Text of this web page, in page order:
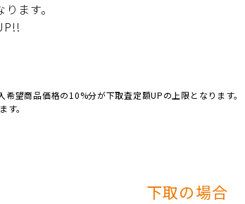
ます。
望商品価格の10%分が下取査定額UPの上限となります。
。
下取の場合